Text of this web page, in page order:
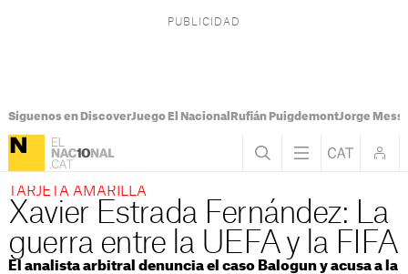
Síguenos en DiscoverJuego El Nacional Rufián PuigdemontJorge Messi
TARJETA AMARILLA
Xavier Estrada Fernández: La
guerra entre la UEFA y la FIFA
El analista arbitral denuncia el caso Balogun y acusa a la